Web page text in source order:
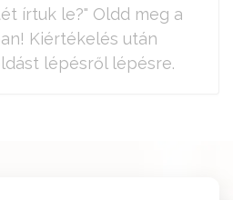
írtuk le?" Oldd meg a
Kiértékelés után
lépésről lépésre.